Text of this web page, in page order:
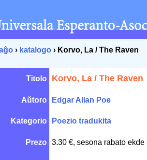
› katalogo › Korvo, La / The Raven
Titolo Korvo, La / The Raven
Aŭtoro Edgar Allan Poe
Kategorio Poezio tradukita
Prezo 3.30 €, sesona rabato ekde